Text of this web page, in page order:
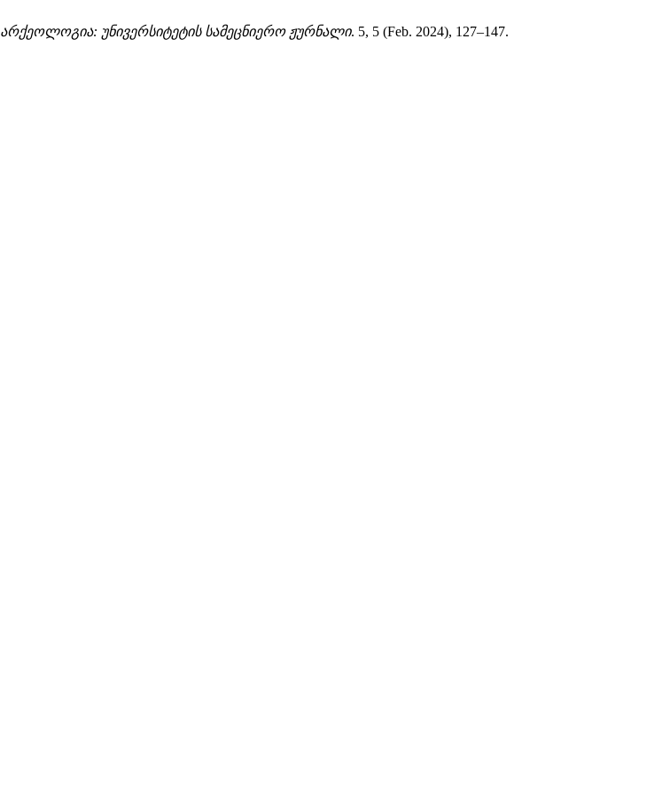
არქეოლოგია: უნივერსიტეტის სამეცნიერო ჟურნალი. 5, 5 (Feb. 2024), 127–147.